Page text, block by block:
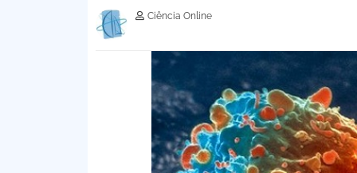
Ciência Online